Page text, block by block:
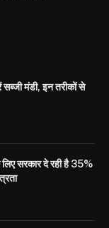
मंडी, इन तरीकों से
सरकार दे रही है 35%